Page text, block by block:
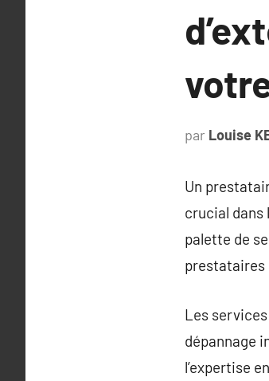
par Louise
Un
crucial dans
palette de
prestataires
Les
dépannage
l’expertise